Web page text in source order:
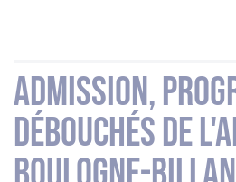
Admission,
débouchés de